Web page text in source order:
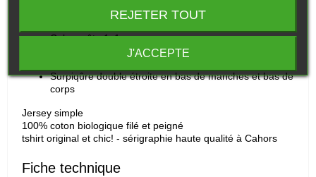
Col en côte 1x1
Bande de propreté intérieur col dans la matière
Surpiqûre double étroite en bas de manches et bas de
corps
Jersey simple
100% coton biologique filé et peigné
tshirt original et chic! - sérigraphie haute qualité à Cahors
Fiche technique
REJETER TOUT
J'ACCEPTE